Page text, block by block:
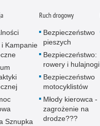
i Kampanie
Sznupka
Ruch drogowy
Bezpieczeństwo
pieszych
Bezpieczeństwo:
rowery i hulajnogi
Bezpieczeństwo
motocyklistów
Młody kierowca -
zagrożenie na
drodze???